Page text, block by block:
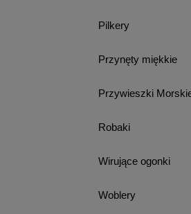
Pilkery
Przynęty miękkie
Przywieszki
Robaki
Wirujące ogonki
Woblery